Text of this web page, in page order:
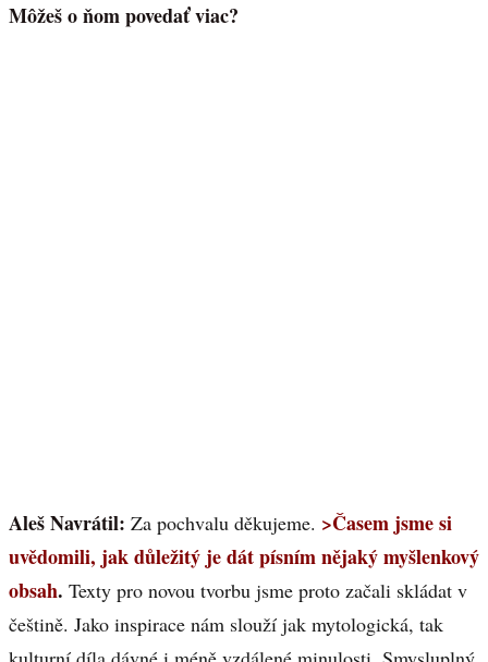
Môžeš o ňom povedať viac?
Aleš Navrátil: Za pochvalu děkujeme. >Časem jsme si
uvědomili, jak důležitý je dát písním nějaký myšlenkový
obsah. Texty pro novou tvorbu jsme proto začali skládat v
češtině. Jako inspirace nám slouží jak mytologická, tak